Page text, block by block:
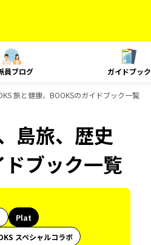
員ブログ ガイドブック
旅と健康、BOOKSのガイドブック一覧
島旅、歴史
ブック一覧
Plat
スペシャルコラボ